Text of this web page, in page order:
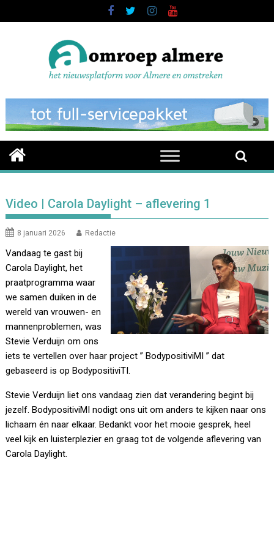
to
Video | Carola Daylight – aflevering 1
8 januari 2026 Redactie
Vandaag te gast bij
Carola Daylight, het
praatprogramma waar
we samen duiken in de
wereld van vrouwen- en
mannenproblemen, was
Stevie Verduijn om ons
iets te vertellen over haar project ” BodypositiviMI ” dat
gebaseerd is op BodypositiviTI.
Stevie Verduijn liet ons vandaag zien dat verandering begint bij
jezelf. BodypositiviMI nodigt ons uit om anders te kijken naar ons
lichaam én naar elkaar. Bedankt voor het mooie gesprek, heel
veel kijk en luisterplezier en graag tot de volgende aflevering van
Carola Daylight.